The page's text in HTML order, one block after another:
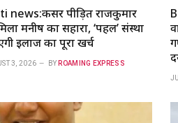
news:कैंसर पीड़ित राजकुमार
मनीष का सहारा, ‘पहल’ संस्था
इलाज का पूरा खर्च
3, 2026 BY ROAMING EXPRESS